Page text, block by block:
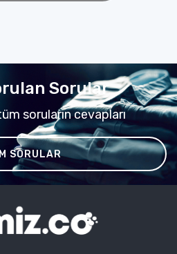
Sorular
soruların cevapları
SORULAR